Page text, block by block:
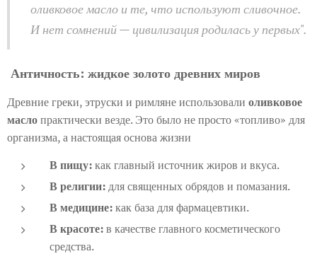
оливковое масло и те, что используют сливочное.
И нет сомнений — цивилизация родилась у первых".
Античность: жидкое золото древних миров
Древние греки, этруски и римляне использовали оливковое
маслопрактически везде. Это было не просто «топливо» для
организма, а настоящая основа жизни
В пищу:как главный источник жиров и вкуса.
В религии:для священных обрядов и помазания.
В медицине:как база для фармацевтики.
В красоте:в качестве главного косметического
средства.